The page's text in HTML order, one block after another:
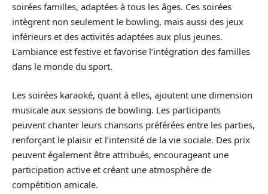
soirées familles, adaptées à tous les âges. Ces soirées
intègrent non seulement le bowling, mais aussi des jeux
inférieurs et des activités adaptées aux plus jeunes.
L’ambiance est festive et favorise l’intégration des familles
dans le monde du sport.
Les soirées karaoké, quant à elles, ajoutent une dimension
musicale aux sessions de bowling. Les participants
peuvent chanter leurs chansons préférées entre les parties,
renforçant le plaisir et l’intensité de la vie sociale. Des prix
peuvent également être attribués, encourageant une
participation active et créant une atmosphère de
compétition amicale.